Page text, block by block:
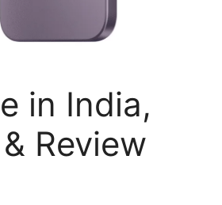
in India,
Review